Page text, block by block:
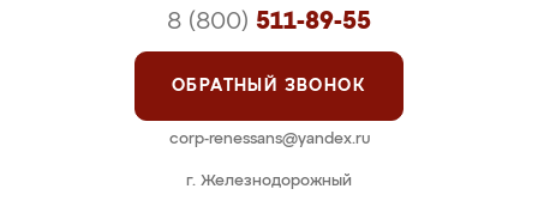
г. Железнодорожный
8 (800) 511-89-55
ОБРАТНЫЙ ЗВОНОК
corp-renessans@yandex.ru